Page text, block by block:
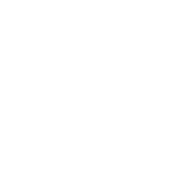
les
bonnes
des
poursuite de